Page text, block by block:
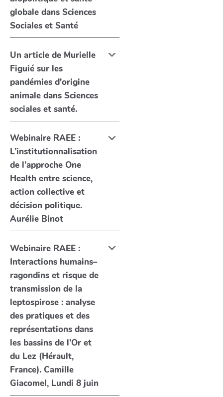
globale dans Sciences
Sociales et Santé
Un article de Murielle
Figuié sur les
pandémies d'origine
animale dans Sciences
sociales et santé.
Webinaire RAEE :
L’institutionnalisation
de l’approche One
Health entre science,
action collective et
décision politique.
Aurélie Binot
Webinaire RAEE :
Interactions humains–
ragondins et risque de
transmission de la
leptospirose : analyse
des pratiques et des
représentations dans
les bassins de l’Or et
du Lez (Hérault,
France). Camille
Giacomel, Lundi 8 juin